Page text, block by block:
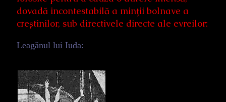
dovadă incontestabilă a minții bolnave a
creștinilor, sub directivele directe ale evreilor:
Leagănul lui Iuda: